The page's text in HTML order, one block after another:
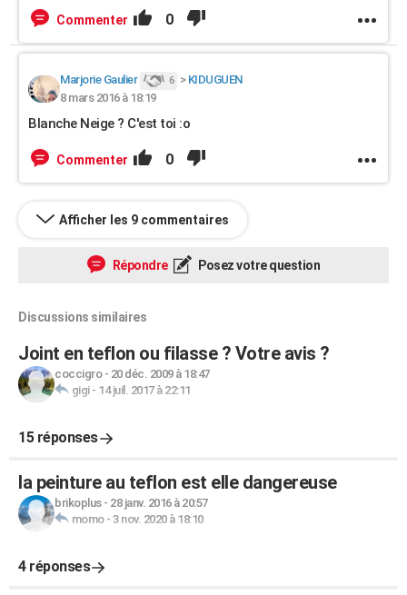
Commenter 0
Marjorie Gaulier 6 > KIDUGUEN
8 mars 2016 à 18:19
Blanche Neige ? C'est toi :o
Commenter 0
Afficher les 9 commentaires
Répondre Posez votre question
Discussions similaires
Joint en teflon ou filasse ? Votre avis ?
coccigro- 20 déc. 2009 à 18:47
gigi- 14 juil. 2017 à 22:11
15 réponses
la peinture au teflon est elle dangereuse
brikoplus- 28 janv. 2016 à 20:57
momo- 3 nov. 2020 à 18:10
4 réponses